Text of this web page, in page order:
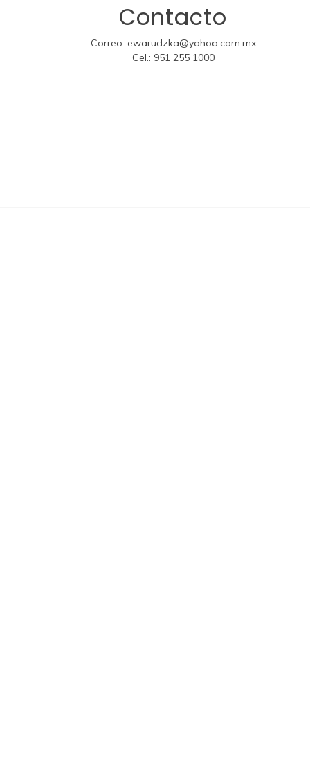
Contacto
Correo: ewarudzka@yahoo.com.mx
Cel.: 951 255 1000